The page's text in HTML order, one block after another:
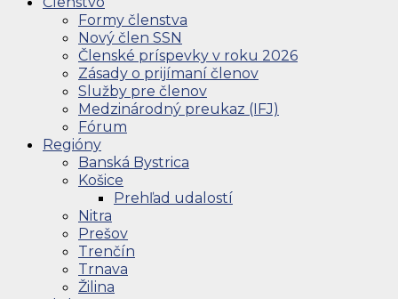
Formy členstva
Nový člen SSN
Členské príspevky v roku 2026
Zásady o prijímaní členov
Služby pre členov
Medzinárodný preukaz (IFJ)
Fórum
Regióny
Banská Bystrica
Košice
Prehľad udalostí
Nitra
Prešov
Trenčín
Trnava
Žilina